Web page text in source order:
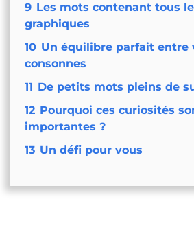
9 Les mots contenant tous
graphiques
10 Un équilibre parfait entre
consonnes
11 De petits mots pleins de
12 Pourquoi ces curiosités
importantes ?
13 Un défi pour vous